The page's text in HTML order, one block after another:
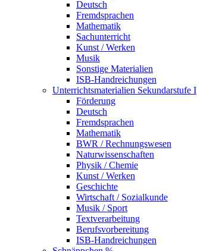
Deutsch
Fremdsprachen
Mathematik
Sachunterricht
Kunst / Werken
Musik
Sonstige Materialien
ISB-Handreichungen
Unterrichtsmaterialien Sekundarstufe I
Förderung
Deutsch
Fremdsprachen
Mathematik
BWR / Rechnungswesen
Naturwissenschaften
Physik / Chemie
Kunst / Werken
Geschichte
Wirtschaft / Sozialkunde
Musik / Sport
Textverarbeitung
Berufsvorbereitung
ISB-Handreichungen